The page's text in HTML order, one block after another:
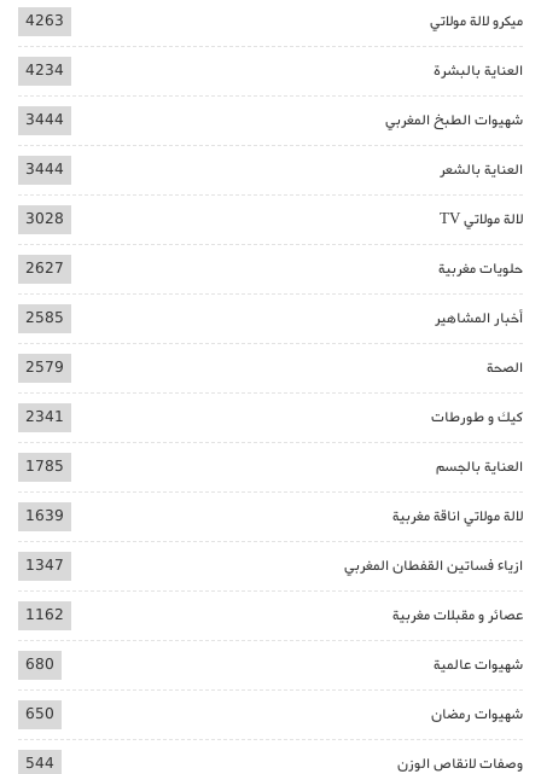
ميكرو لالة مولاتي 4263
العناية بالبشرة 4234
شهيوات الطبخ المغربي 3444
العناية بالشعر 3444
لالة مولاتي TV 3028
حلويات مغربية 2627
أخبار المشاهير 2585
الصحة 2579
كيك و طورطات 2341
العناية بالجسم 1785
لالة مولاتي اناقة مغربية 1639
ازياء فساتين القفطان المغربي 1347
عصائر و مقبلات مغربية 1162
شهيوات عالمية 680
شهيوات رمضان 650
وصفات لانقاص الوزن 544